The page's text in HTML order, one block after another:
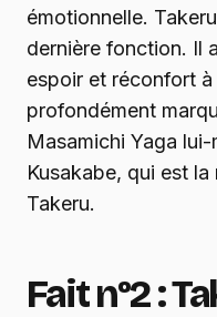
émotionnelle.
dernière fonction. Il
espoir et réconfort
profondément
Masamichi Yaga
Kusakabe, qui est
Takeru.
Fait n°2 :